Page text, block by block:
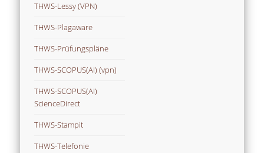
THWS-Lessy (VPN)
THWS-Plagaware
THWS-Prüfungspläne
THWS-SCOPUS(AI) (vpn)
THWS-SCOPUS(AI)
ScienceDirect
THWS-Stampit
THWS-Telefonie